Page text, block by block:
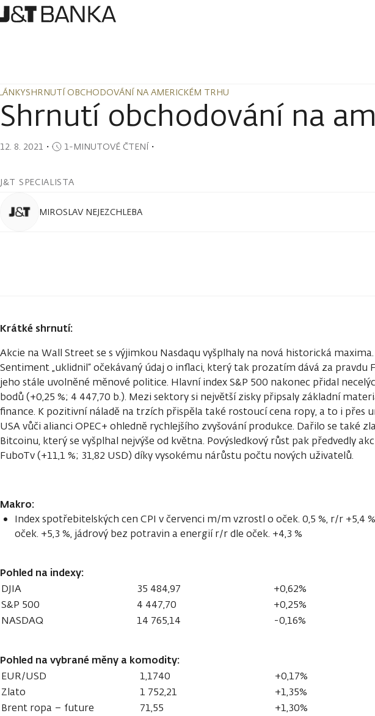
SHRNUTÍ OBCHODOVÁNÍ NA AMERICKÉM TRHU
SHRNUTÍ OBCHODOVÁNÍ NA AMERICKÉM TRHU
Shrnutí obchodování na
12. 8. 2021 ・ 1-MINUTOVÉ ČTENÍ・
J&T SPECIALISTA
MIROSLAV NEJEZCHLEBA
Krátké shrnutí:
Akcie na Wall Street se s výjimkou Nasdaqu vyšplhaly na nová historická maxima.
Sentiment „uklidnil“ očekávaný údaj o inflaci, který tak prozatím dává za pravdu
jeho stále uvolněné měnové politice. Hlavní index S&P 500 nakonec přidal
bodů (+0,25 %; 4 447,70 b.). Mezi sektory si největší zisky připsaly základní
finance. K pozitivní náladě na trzích přispěla také rostoucí cena ropy, a to i přes
USA vůči alianci OPEC+ ohledně rychlejšího zvyšování produkce. Dařilo se také
Bitcoinu, který se vyšplhal nejvýše od května. Povýsledkový růst pak předvedly
FuboTv (+11,1 %; 31,82 USD) díky vysokému nárůstu počtu nových uživatelů.
Makro:
Index spotřebitelských cen CPI v červenci m/m vzrostl o oček. 0,5 %, r/r +5,4
oček. +5,3 %, jádrový bez potravin a energií r/r dle oček. +4,3 %
Pohled na indexy:
DJIA 35 484,97
+0,62%
S&P 500
4 447,70
+0,25%
NASDAQ
14 765,14 -0,16%
Pohled na vybrané měny a komodity:
EUR/USD 1,1740
+0,17%
Zlato
1 752,21
+1,35%
Brent ropa – future
71,55
+1,30%